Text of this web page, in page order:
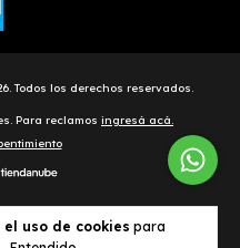
uso de cookies para
Todos los derechos reservados.
Para reclamos ingresá acá.